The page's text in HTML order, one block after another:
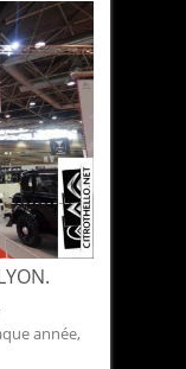
année,